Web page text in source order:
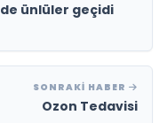
ünlüler geçidi
SONRAKI HABER
Ozon Tedavisi